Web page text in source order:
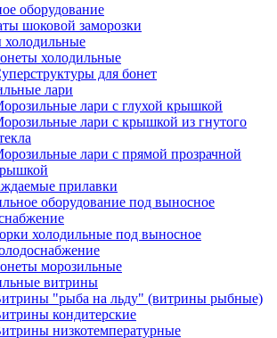
оборудование
шоковой заморозки
холодильные
холодильные
для бонет
лари
лари с глухой крышкой
лари с крышкой из гнутого
лари с прямой прозрачной
прилавки
оборудование под выносное
холодильные под выносное
морозильные
витрины
"рыба на льду" (витрины рыбные)
кондитерские
низкотемпературные